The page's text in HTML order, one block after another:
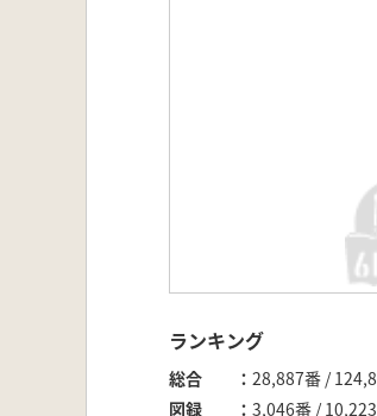
ランキング
総合
28,887番 /
図録
3,046番 /